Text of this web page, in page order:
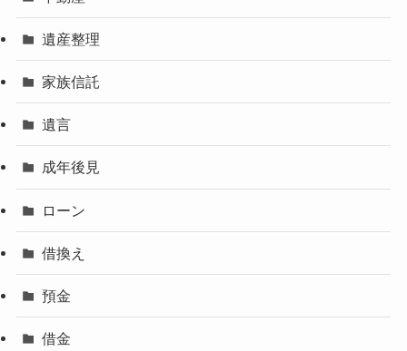
遺産整理
家族信託
遺言
成年後見
ローン
借換え
預金
借金